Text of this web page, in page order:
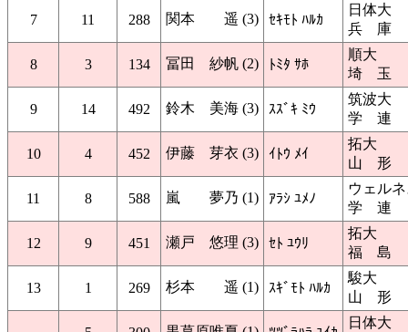
7 11 288 関本 遥 (3) ｾｷﾓﾄ ﾊﾙｶ
日体大
兵 庫
8 3 134 冨田 紗帆 (2) ﾄﾐﾀ ｻﾎ
順大
埼 玉
9 14 492 鈴木 美海 (3) ｽｽﾞｷ ﾐｳ
筑波大
学 連
10 4 452 伊藤 芽衣 (3) ｲﾄｳ ﾒｲ
拓大
山 形
11 8 588 嵐 夢乃 (1) ｱﾗｼ ﾕﾒﾉ
ウェル
学 連
12 9 451 瀬戸 悠理 (3) ｾﾄ ﾕｳﾘ
拓大
福 島
13 1 269 杉本 遥 (1) ｽｷﾞﾓﾄ ﾊﾙｶ
駿大
山 形
日体大